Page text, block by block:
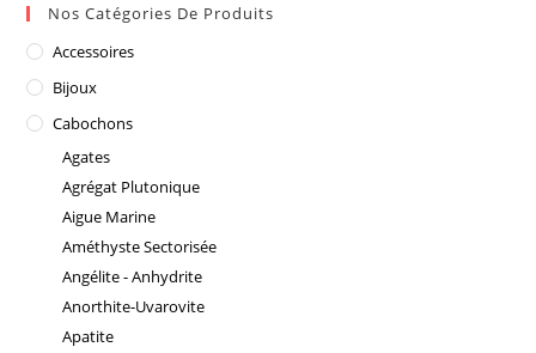
Nos Catégories De Produits
Accessoires
Bijoux
Cabochons
Agates
Agrégat Plutonique
Aigue Marine
Améthyste Sectorisée
Angélite - Anhydrite
Anorthite-Uvarovite
Apatite